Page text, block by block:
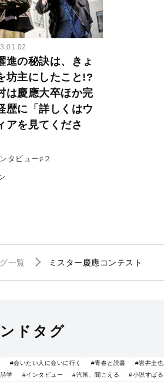
進の秘訣は、きょ
坊主にしたこと!?
は慶應大卒ほか完
歴に「詳しくはウ
アを見てくださ
タビュー♯２
一覧 ミスター慶應コンテスト
ドタグ
#会いたい人に会いに行く #青春と読書 #岩井圭也
学
#インタビュー #汽笛、聞こえる #小説すばる